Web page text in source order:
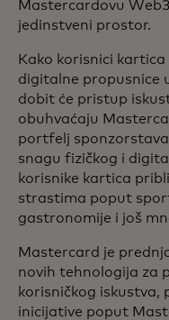
Mastercardovu
jedinstveni prostor.
Kako korisnici
digitalne propusnice
dobit će pristup
obuhvaćaju
portfelj
snagu fizičkog i
korisnike kartica
strastima poput
gastronomije i još
Mastercard je
novih tehnologija za
korisničkog iskustva,
inicijative poput